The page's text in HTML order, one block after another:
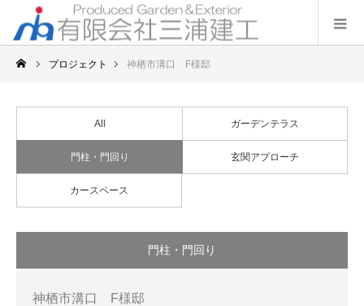
プロジェクト 神栖市溝口 F様邸
All ガーデンテラス
門柱・門回り 玄関アプローチ
カースペース
門柱・門回り
神栖市溝口 F様邸